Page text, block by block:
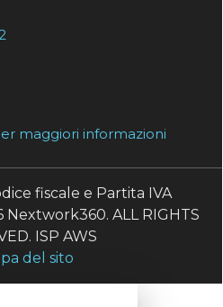
maggiori informazioni
fiscale e Partita IVA
Nextwork360. ALL RIGHTS
ISP AWS
del sito